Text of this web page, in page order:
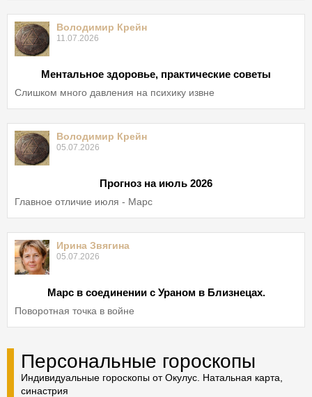
Володимир Крейн
11.07.2026
Ментальное здоровье, практические советы
Слишком много давления на психику извне
Володимир Крейн
05.07.2026
Прогноз на июль 2026
Главное отличие июля - Марс
Ирина Звягина
05.07.2026
Марс в соединении с Ураном в Близнецах.
Поворотная точка в войне
Персональные гороскопы
Индивидуальные гороскопы от Окулус. Натальная карта,
синастрия